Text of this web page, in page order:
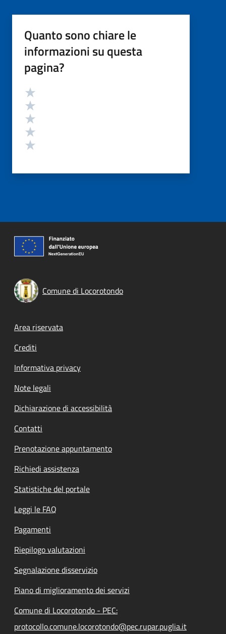
Quanto sono chiare le
informazioni su questa
pagina?
Valutazione
Comune di Locorotondo
Footer menu
Area riservata
Crediti
Informativa privacy
Note legali
Dichiarazione di accessibilità
Contatti
Prenotazione appuntamento
Richiedi assistenza
Statistiche del portale
Leggi le FAQ
Pagamenti
Riepilogo valutazioni
Segnalazione disservizio
Piano di miglioramento dei servizi
Comune di Locorotondo - PEC:
protocollo.comune.locorotondo@pec.rupar.puglia.it